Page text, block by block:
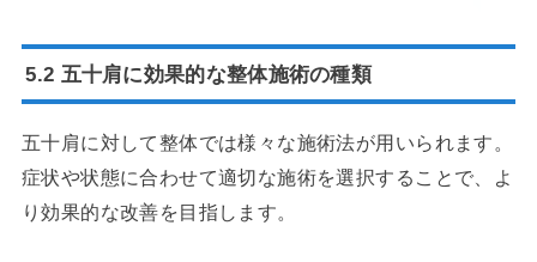
5.2 五十肩に効果的な整体施術の種類
五十肩に対して整体では様々な施術法が用いられます。
症状や状態に合わせて適切な施術を選択することで、よ
り効果的な改善を目指します。